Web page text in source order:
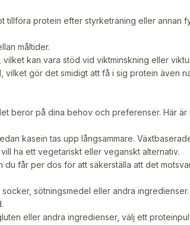
tillföra protein efter styrketräning eller annan
måltider.
kan vara stöd vid viktminskning eller
vilket gör det smidigt att få i sig protein även
beror på dina behov och preferenser. Här är
kasein tas upp långsammare.
ha ett vegetariskt eller veganskt alternativ.
du får per dos för att säkerställa att det
sötningsmedel eller andra ingredienser.
eller andra ingredienser, välj ett